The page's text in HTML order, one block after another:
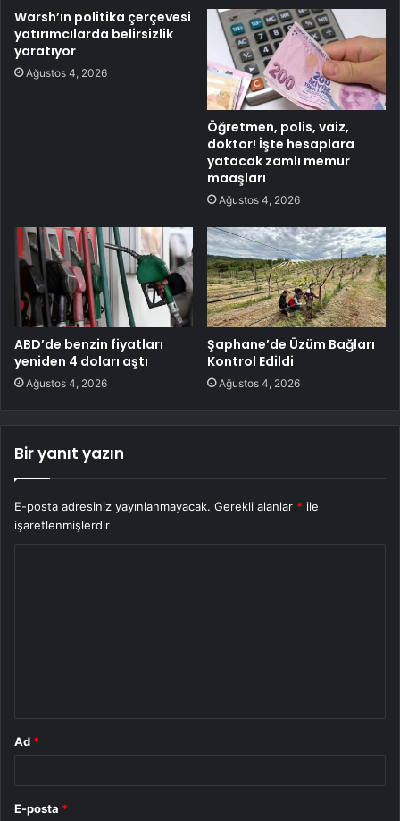
Warsh’ın politika çerçevesi
yatırımcılarda belirsizlik
yaratıyor
Ağustos 4, 2026
Öğretmen, polis, vaiz,
doktor! İşte hesaplara
yatacak zamlı memur
maaşları
Ağustos 4, 2026
ABD’de benzin fiyatları
yeniden 4 doları aştı
Ağustos 4, 2026
Şaphane’de Üzüm Bağları
Kontrol Edildi
Ağustos 4, 2026
Bir yanıt yazın
E-posta adresiniz yayınlanmayacak. Gerekli alanlar * ile
işaretlenmişlerdir
Ad *
E-posta *